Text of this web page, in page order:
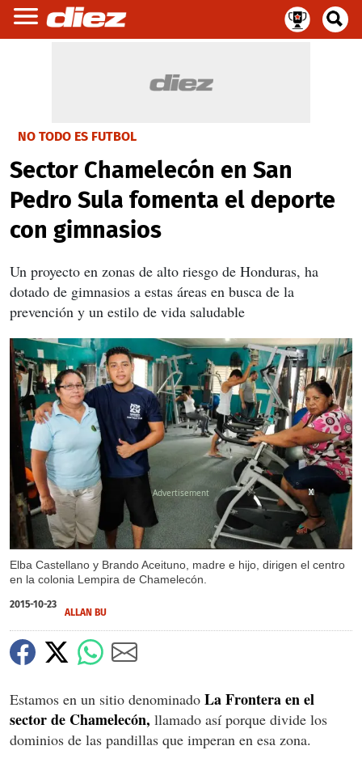
NO TODO ES FUTBOL
Sector Chamelecón en San
Pedro Sula fomenta el deporte
con gimnasios
Un proyecto en zonas de alto riesgo de Honduras, ha
dotado de gimnasios a estas áreas en busca de la
prevención y un estilo de vida saludable
Elba Castellano y Brando Aceituno, madre e hijo, dirigen el centro
en la colonia Lempira de Chamelecón.
X
X
X
2015-10-23
ALLAN BU
Estamos en un sitio denominado La Frontera en el
sector de Chamelecón, llamado así porque divide los
dominios de las pandillas que imperan en esa zona.